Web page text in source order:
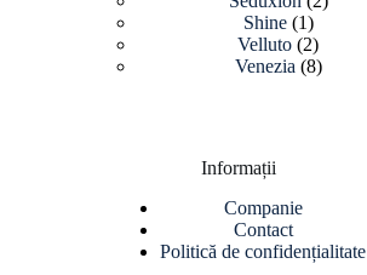
Shine 11
produs
Velluto 22
produse
Venezia 88
Informații
Companie
Contact
Politică de confidențialitate